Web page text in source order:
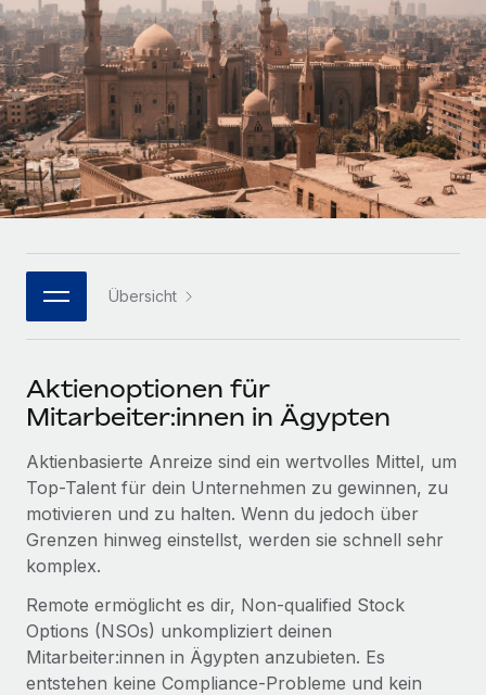
INFRASTRUKTUR
Remote Embedded
Nahtlose Integration der HR in bestehende Abläufe
Plattform
Integrierte HR-Kernfunktionen für dein Team
MCP
Integrationen
Tools
DIENSTLEISTUNGEN
Frag unsere Expert:innen
Hilfe von Expert:innen für globale HR & Compliance
Background-Checks
Einfacheres Bewerber:innen-Screening
Compliance Watchtower
Lückenlose Compliance
Agile HR- und Payroll-Lösungen für wachsende
Unternehmen
Mittelstand
Maßgeschneiderte HR-Lösungen, um Teams zu
vergrößern
Enterprise
Globale HR für Konzerne und Großunternehmen
PARTNER WERDEN
Flexible Einbettung von Global-HR-Funktionen in deine
Partner werden
Entdecke die Möglichkeiten einer Partnerschaft
Remote Build
Beratung zu Integrationen und KI-Automatisierung
FALLSTUDIEN
So hat der KI-Vorreiter Weaviate sein Team mit
Remote um 120 % vergrößert
Weaviate auf einen Blick Weaviate entwickelt KI-basierte
Abwicklungsfristen für globale Freelancer:innen
LERNEN MIT REMOTE
Forschung und Leitfäden
Fallstudien
HR-Glossar
Bibliothek für Stellenbeschreibungen
Webinare
Events
Newsroom
Informationen zu Gehältern und Qualifikationen
Insights Center
Hol dir Unterstützung
Alle Ressourcen anzeigen
BLOG
Deutsch
Español
Italiano
Português (Portugal)
한국어 Übersicht
Aktienoptionen für
Mitarbeiter:innen in Ägypten
Aktienbasierte Anreize sind ein wertvolles Mittel, um
Top-Talent für dein Unternehmen zu gewinnen, zu
motivieren und zu halten. Wenn du jedoch über
Grenzen hinweg einstellst, werden sie schnell sehr
komplex.
Remote ermöglicht es dir, Non-qualified Stock
Options (NSOs) unkompliziert deinen
Mitarbeiter:innen in Ägypten anzubieten. Es
entstehen keine Compliance-Probleme und kein